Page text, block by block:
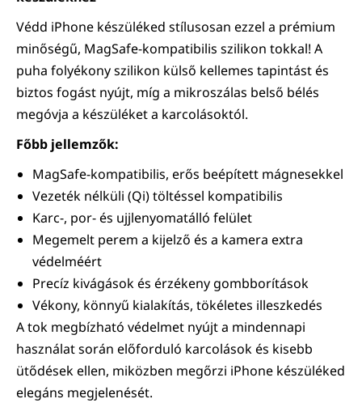
Védd iPhone készüléked stílusosan ezzel a prémium
minőségű, MagSafe-kompatibilis szilikon tokkal! A
puha folyékony szilikon külső kellemes tapintást és
biztos fogást nyújt, míg a mikroszálas belső bélés
megóvja a készüléket a karcolásoktól.
Főbb jellemzők:
MagSafe-kompatibilis, erős beépített mágnesekkel
Vezeték nélküli (Qi) töltéssel kompatibilis
Karc-, por- és ujjlenyomatálló felület
Megemelt perem a kijelző és a kamera extra
védelméért
Precíz kivágások és érzékeny gombborítások
Vékony, könnyű kialakítás, tökéletes illeszkedés
A tok megbízható védelmet nyújt a mindennapi
használat során előforduló karcolások és kisebb
ütődések ellen, miközben megőrzi iPhone készüléked
elegáns megjelenését.